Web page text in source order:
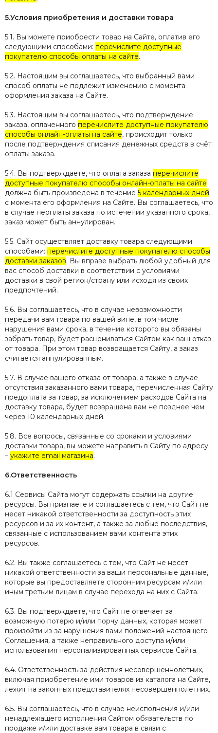
5.Условия приобретения и доставки товара
5.1. Вы можете приобрести товар на Сайте, оплатив его
следующими способами: перечислите доступные
покупателю способы оплаты на сайте.
5.2. Настоящим вы соглашаетесь, что выбранный вами
способ оплаты не подлежит изменению с момента
оформления заказа на Сайте.
5.3. Настоящим вы соглашаетесь, что подтверждение
заказа, оплаченного перечислите доступные покупателю
способы онлайн-оплаты на сайте, происходит только
после подтверждения списания денежных средств в счёт
оплаты заказа.
5.4. Вы подтверждаете, что оплата заказа перечислите
доступные покупателю способы онлайн-оплаты на сайте
должна быть произведена в течение 5 календарных дней
с момента его оформления на Сайте. Вы соглашаетесь, что
в случае неоплаты заказа по истечении указанного срока,
заказ может быть аннулирован.
5.5. Сайт осуществляет доставку товара следующими
способами: перечислите доступные покупателю способы
доставки заказов. Вы вправе выбрать любой удобный для
вас способ доставки в соответствии с условиями
доставки в свой регион/страну или исходя из своих
предпочтений.
5.6. Вы соглашаетесь, что в случае невозможности
передачи вам товара по вашей вине, в том числе
нарушения вами срока, в течение которого вы обязаны
забрать товар, будет расцениваться Сайтом как ваш отказ
от товара. При этом товар возвращается Сайту, а заказ
считается аннулированным.
5.7. В случае вашего отказа от товара, а также в случае
отсутствия заказанного вами товара, перечисленная Сайту
предоплата за товар, за исключением расходов Сайта на
доставку товара, будет возвращена вам не позднее чем
через 10 календарных дней.
5.8. Все вопросы, связанные со сроками и условиями
доставки товара, вы можете направить в Сайту по адресу
– укажите email магазина.
6.Ответственность
6.1 Сервисы Сайта могут содержать ссылки на другие
ресурсы. Вы признаете и соглашаетесь с тем, что Сайт не
несет никакой ответственности за доступность этих
ресурсов и за их контент, а также за любые последствия,
связанные с использованием вами контента этих
ресурсов.
6.2. Вы также соглашаетесь с тем, что Сайт не несёт
никакой ответственности за ваши персональные данные,
которые вы предоставляете сторонним ресурсам и/или
иным третьим лицам в случае перехода на них с Сайта.
6.3. Вы подтверждаете, что Сайт не отвечает за
возможную потерю и/или порчу данных, которая может
произойти из-за нарушения вами положений настоящего
Соглашения, а также неправильного доступа и/или
использования персонализированных сервисов Сайта.
6.4. Ответственность за действия несовершеннолетних,
включая приобретение ими товаров из каталога на Сайте,
лежит на законных представителях несовершеннолетних.
6.5. Вы соглашаетесь, что в случае неисполнения и/или
ненадлежащего исполнения Сайтом обязательств по
продаже и/или доставке вам товара в связи с